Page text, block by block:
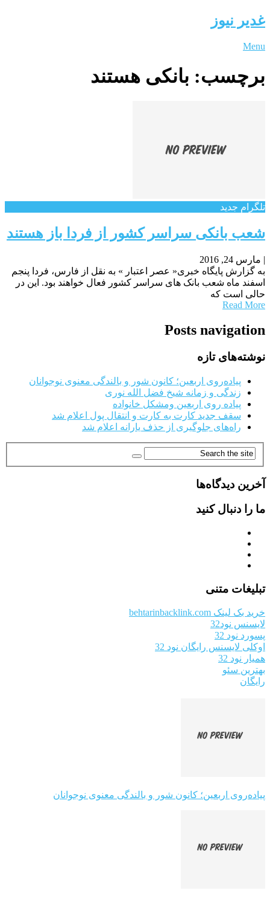
غدیر نیوز
Menu
برچسب: بانکی هستند
تلگرام جدید
شعب بانکی سراسر کشور از فردا باز هستند
| مارس 24, 2016
به گزارش پایگاه خبری« عصر اعتبار » به نقل از فارس، فردا پنجم
اسفند ماه شعب بانک های سراسر کشور فعال خواهند بود. این در
حالی است که
Read More
Posts navigation
نوشته‌های تازه
پیاده‌روی اربعین؛ کانون شور و بالندگی معنوی نوجوانان
زندگی و زمانه شیخ فضل الله نوری
پیاده روی اربعین ومشکل خانواده
سقف جدید کارت به کارت و انتقال پول اعلام شد
راه‌های جلوگیری از حذف یارانه اعلام شد
آخرین دیدگاه‌ها
ما را دنبال کنید
تبلیغات متنی
خرید بک لینک behtarinbacklink.com
لایسنس نود32
پسورد نود 32
اوکلی لایسنس رایگان نود 32
همیار نود 32
بهترین سئو
رایگان
پیاده‌روی اربعین؛ کانون شور و بالندگی معنوی نوجوانان